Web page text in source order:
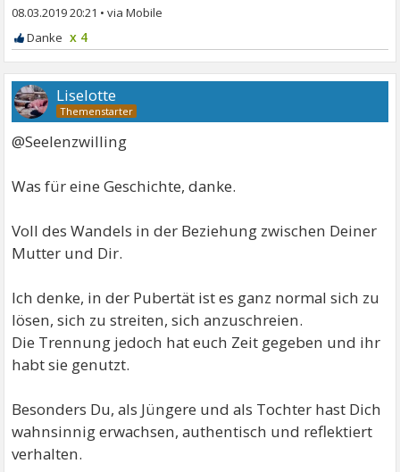
08.03.2019 20:21 •
x 4
Liselotte
@Seelenzwilling
Was für eine Geschichte, danke.
Voll des Wandels in der Beziehung zwischen Deiner
Mutter und Dir.
Ich denke, in der Pubertät ist es ganz normal sich zu
lösen, sich zu streiten, sich anzuschreien.
Die Trennung jedoch hat euch Zeit gegeben und ihr
habt sie genutzt.
Besonders Du, als Jüngere und als Tochter hast Dich
wahnsinnig erwachsen, authentisch und reflektiert
verhalten.